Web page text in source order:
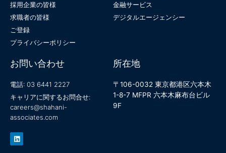
採用企業の皆様
求職者の皆様
ご登録
プライバシーポリシー
金融サービス
デジタルエージェンシー
お問い合わせ
電話: 03 6441 2227
キャリアに関するお問合せ:
careers@shahani-
associates.com
L
i
n
所在地
〒106-0032 東京都港区六本木
1-8-7 MFPR 六本木麻布台ビル
9F